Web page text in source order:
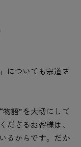
についても宗道さ
物語”を大切にして
さるお客様は、
るからです。だか